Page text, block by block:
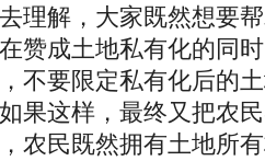
解，大家既然想要帮
赞成土地私有化的同
不要限定私有化后的
果这样，最终又把农
农民既然拥有土地所